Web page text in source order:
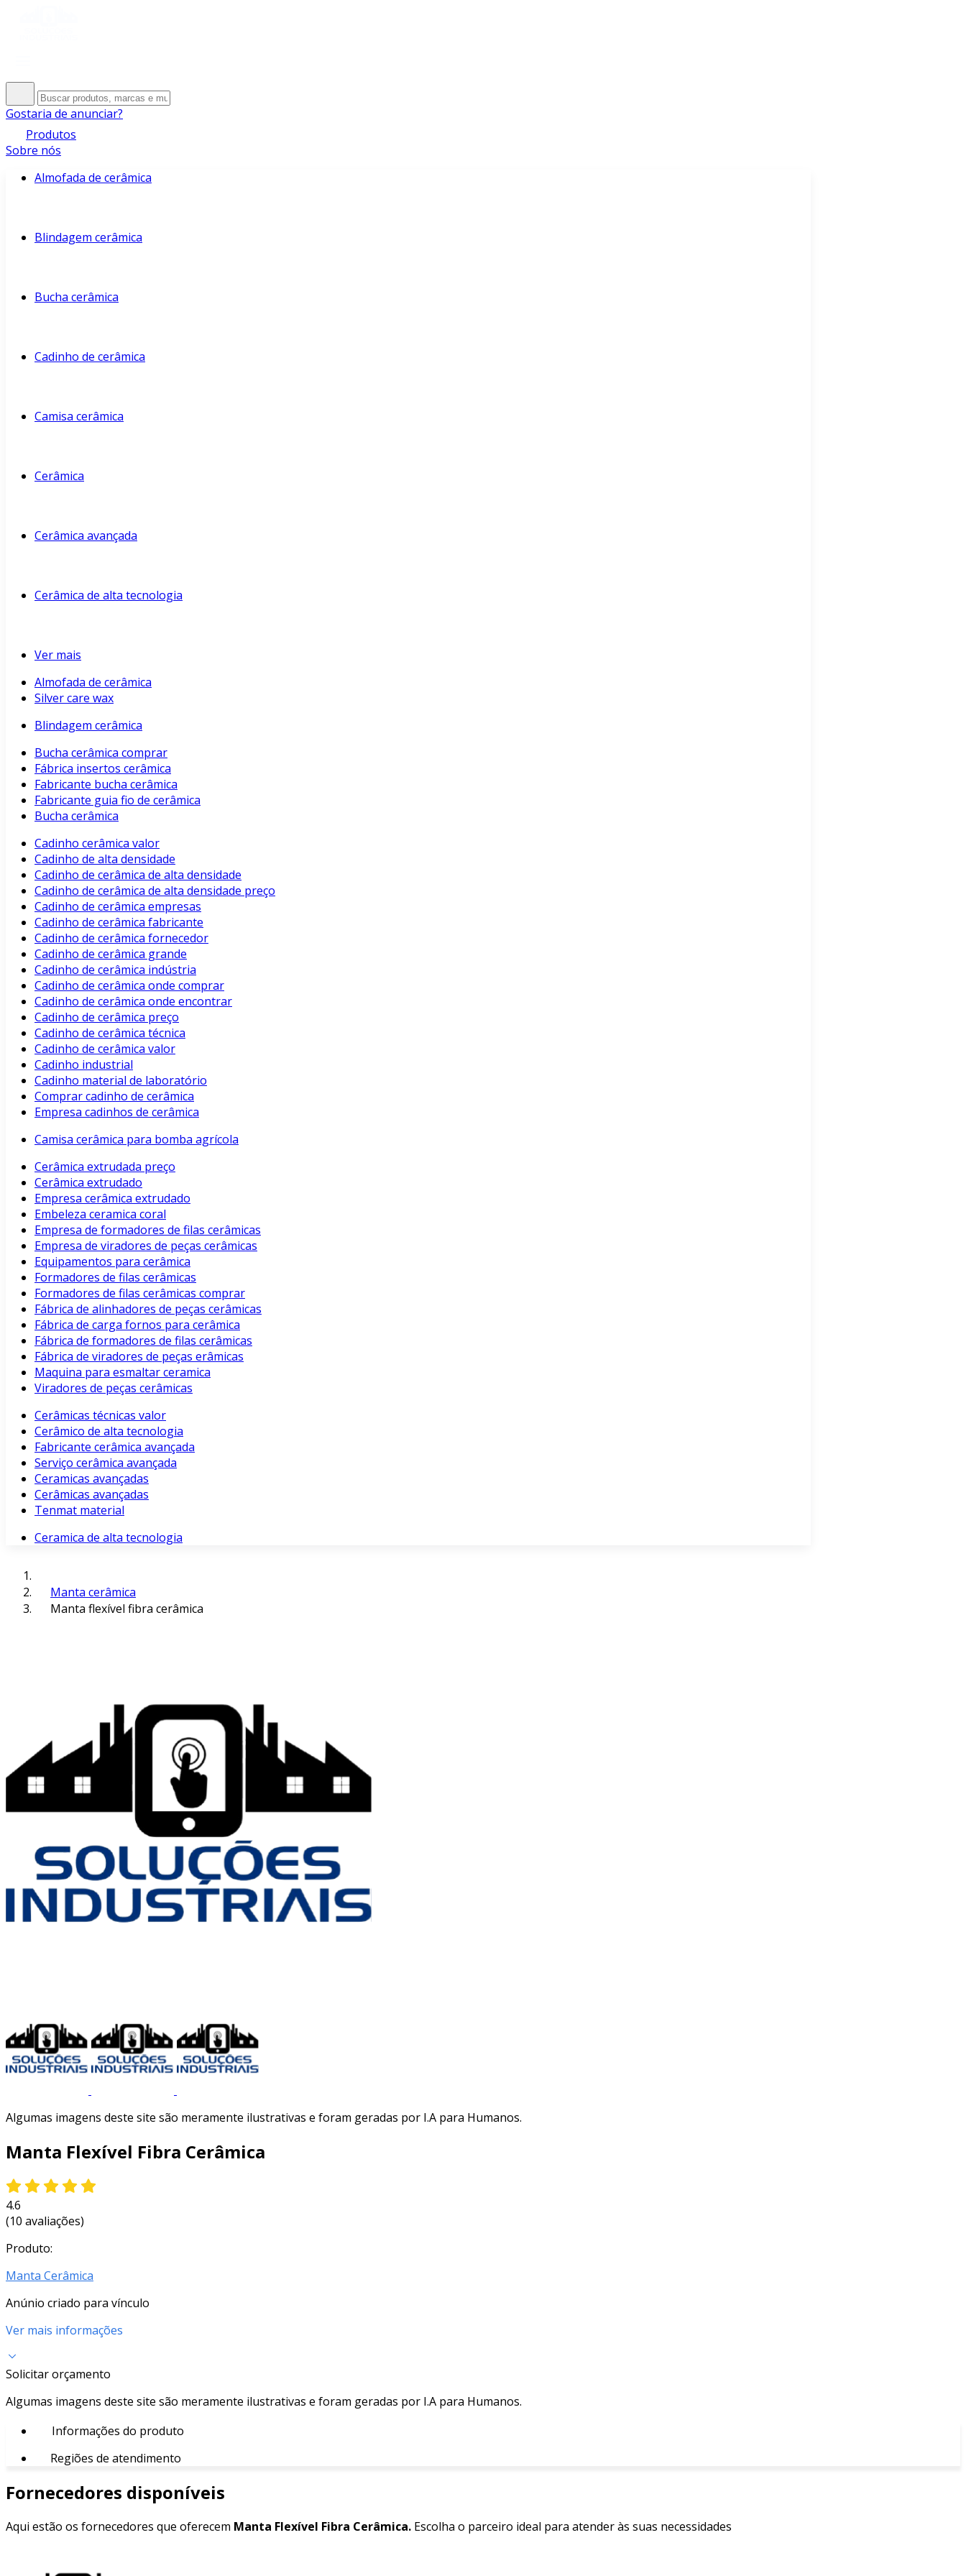
Gostaria de anunciar?
Produtos
Sobre nós
Almofada de cerâmica
Blindagem cerâmica
Bucha cerâmica
Cadinho de cerâmica
Camisa cerâmica
Cerâmica
Cerâmica avançada
Cerâmica de alta tecnologia
Ver mais
Almofada de cerâmica
Silver care wax
Blindagem cerâmica
Bucha cerâmica comprar
Fábrica insertos cerâmica
Fabricante bucha cerâmica
Fabricante guia fio de cerâmica
Bucha cerâmica
Cadinho cerâmica valor
Cadinho de alta densidade
Cadinho de cerâmica de alta densidade
Cadinho de cerâmica de alta densidade preço
Cadinho de cerâmica empresas
Cadinho de cerâmica fabricante
Cadinho de cerâmica fornecedor
Cadinho de cerâmica grande
Cadinho de cerâmica indústria
Cadinho de cerâmica onde comprar
Cadinho de cerâmica onde encontrar
Cadinho de cerâmica preço
Cadinho de cerâmica técnica
Cadinho de cerâmica valor
Cadinho industrial
Cadinho material de laboratório
Comprar cadinho de cerâmica
Empresa cadinhos de cerâmica
Camisa cerâmica para bomba agrícola
Cerâmica extrudada preço
Cerâmica extrudado
Empresa cerâmica extrudado
Embeleza ceramica coral
Empresa de formadores de filas cerâmicas
Empresa de viradores de peças cerâmicas
Equipamentos para cerâmica
Formadores de filas cerâmicas
Formadores de filas cerâmicas comprar
Fábrica de alinhadores de peças cerâmicas
Fábrica de carga fornos para cerâmica
Fábrica de formadores de filas cerâmicas
Fábrica de viradores de peças erâmicas
Maquina para esmaltar ceramica
Viradores de peças cerâmicas
Cerâmicas técnicas valor
Cerâmico de alta tecnologia
Fabricante cerâmica avançada
Serviço cerâmica avançada
Ceramicas avançadas
Cerâmicas avançadas
Tenmat material
Ceramica de alta tecnologia
Manta cerâmica
Manta flexível fibra cerâmica
Algumas imagens deste site são meramente ilustrativas e foram geradas por I.A para Humanos.
Manta Flexível Fibra Cerâmica
4.6
(10 avaliações)
Produto:
Manta Cerâmica
Anúnio criado para vínculo
Ver mais informações
Solicitar orçamento
Algumas imagens deste site são meramente ilustrativas e foram geradas por I.A para Humanos.
Informações do produto
Regiões de atendimento
Fornecedores disponíveis
Aqui estão os fornecedores que oferecem Manta Flexível Fibra Cerâmica. Escolha o parceiro ideal para atender às suas necessidades